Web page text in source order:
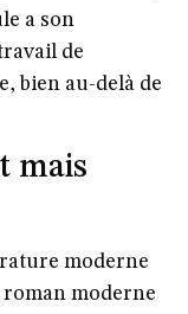
a son
de
bien au-delà de
mais
moderne
roman moderne